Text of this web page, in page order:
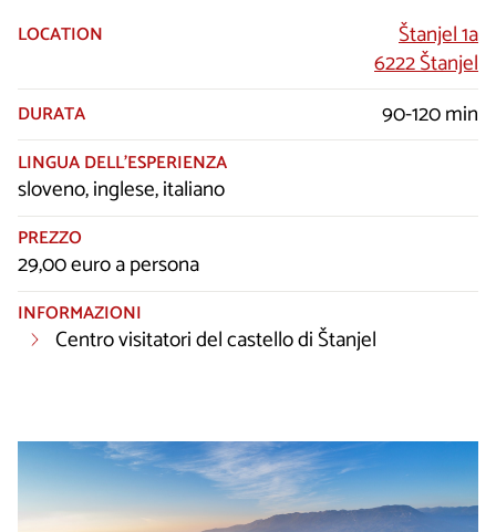
LOCATION
Štanjel 1a
6222 Štanjel
DURATA 90-120 min
LINGUA DELL’ESPERIENZA
sloveno, inglese, italiano
PREZZO
29,00 euro a persona
INFORMAZIONI
Centro visitatori del castello di Štanjel